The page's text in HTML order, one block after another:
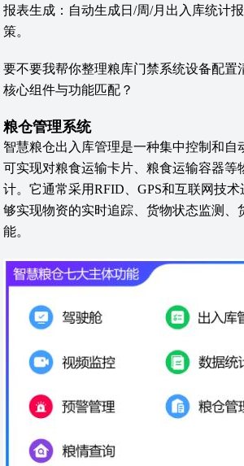
报表生成‌：自动生成日/周/月出入库统计
策。
要不要我帮你整理‌粮库门禁系统设备配置
核心组件与功能匹配？
粮仓管理系统
智慧粮仓出入库管理是一种集中控制和自
可实现对粮食运输卡片、粮食运输容器等
计。它通常采用RFID、GPS和互联网技
够实现物资的实时追踪、货物状态监测、
能。